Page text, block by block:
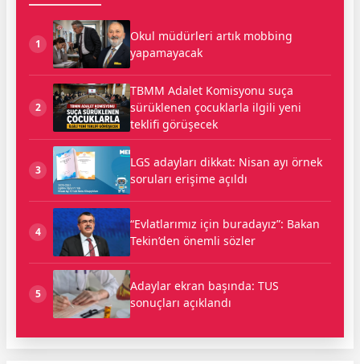
1
Okul müdürleri artık mobbing
yapamayacak
2
TBMM Adalet Komisyonu suça
sürüklenen çocuklarla ilgili yeni
teklifi görüşecek
3
LGS adayları dikkat: Nisan ayı örnek
soruları erişime açıldı
4
“Evlatlarımız için buradayız”: Bakan
Tekin’den önemli sözler
5
Adaylar ekran başında: TUS
sonuçları açıklandı